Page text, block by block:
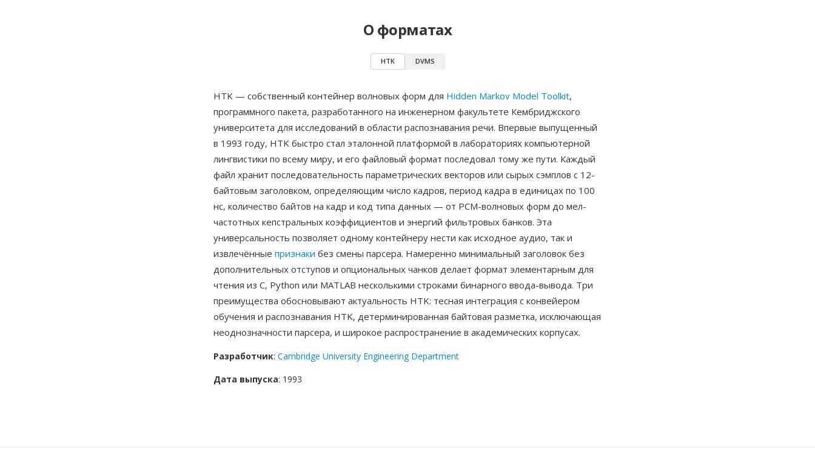
О форматах
HTK DVMS
HTK — собственный контейнер волновых форм для Hidden Markov Model Toolkit,
программного пакета, разработанного на инженерном факультете Кембриджского
университета для исследований в области распознавания речи. Впервые выпущенный
в 1993 году, HTK быстро стал эталонной платформой в лабораториях компьютерной
лингвистики по всему миру, и его файловый формат последовал тому же пути. Каждый
файл хранит последовательность параметрических векторов или сырых сэмплов с 12-
байтовым заголовком, определяющим число кадров, период кадра в единицах по 100
нс, количество байтов на кадр и код типа данных — от PCM-волновых форм до мел-
частотных кепстральных коэффициентов и энергий фильтровых банков. Эта
универсальность позволяет одному контейнеру нести как исходное аудио, так и
извлечённые признаки без смены парсера. Намеренно минимальный заголовок без
дополнительных отступов и опциональных чанков делает формат элементарным для
чтения из C, Python или MATLAB несколькими строками бинарного ввода-вывода. Три
преимущества обосновывают актуальность HTK: тесная интеграция с конвейером
обучения и распознавания HTK, детерминированная байтовая разметка, исключающая
неоднозначности парсера, и широкое распространение в академических корпусах.
Разработчик: Cambridge University Engineering Department
Дата выпуска: 1993